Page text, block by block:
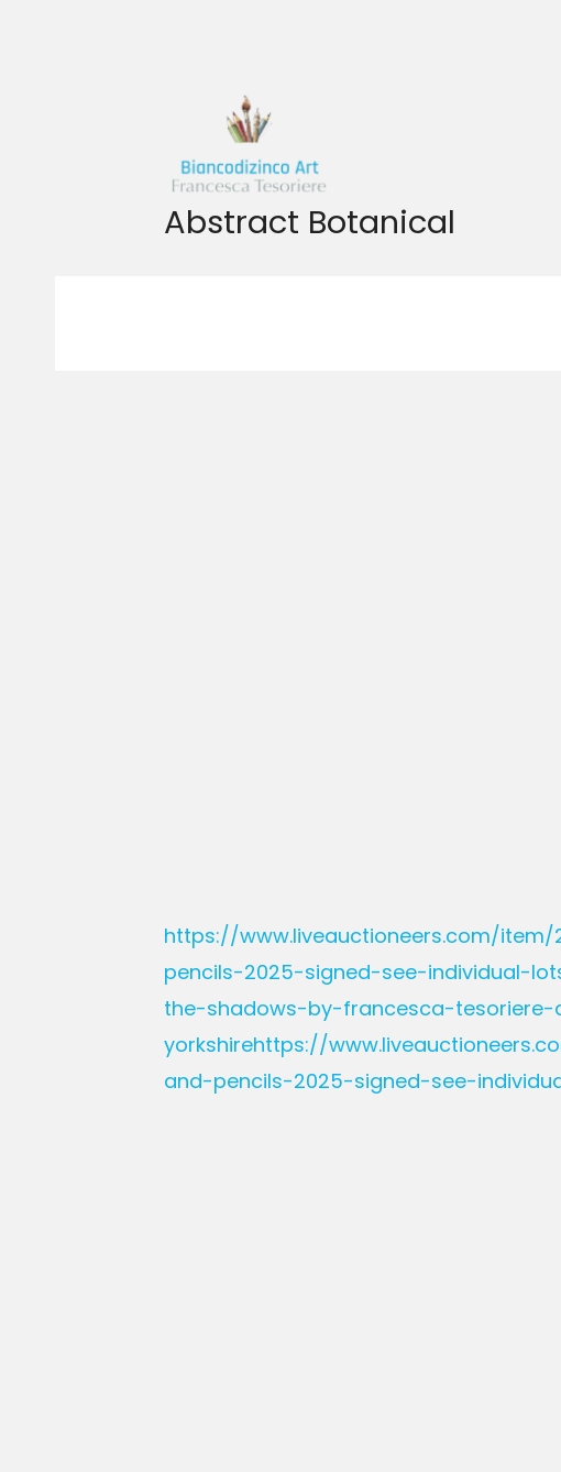
Abstract Botanical
https://www.liveauctioneers.com/
pencils-2025-signed-see-individual-
the-shadows-by-francesca-
yorkshirehttps://
and-pencils-2025-signed-see-